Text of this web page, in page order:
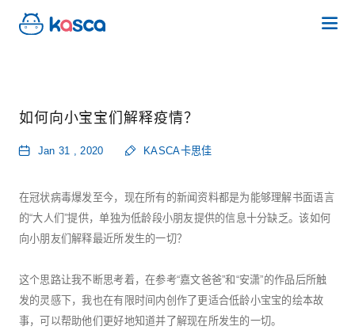
如何向小宝宝们解释疫情？
Jan 31 , 2020 KASCA卡思佳
在冠状病毒爆发至今，现在所有的新闻资料都是为能够理解书面语言
的“大人们”提供，单独为低龄段小朋友提供的信息十分缺乏。该如何
向小朋友们解释最近所发生的一切？
这个思路让我不断思考着，在参考“嘉文爸爸”和“安潇”的作品后所触
发的灵感下，我也在有限时间内创作了更适合低龄小宝宝的绘本故
事，可以帮助他们更好地知道并了解现在所发生的一切。